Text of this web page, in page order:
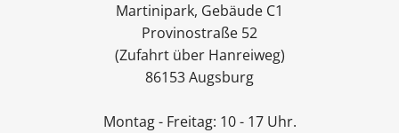
Martinipark, Gebäude C1
Provinostraße 52
(Zufahrt über Hanreiweg)
86153 Augsburg
Montag - Freitag: 10 - 17 Uhr.